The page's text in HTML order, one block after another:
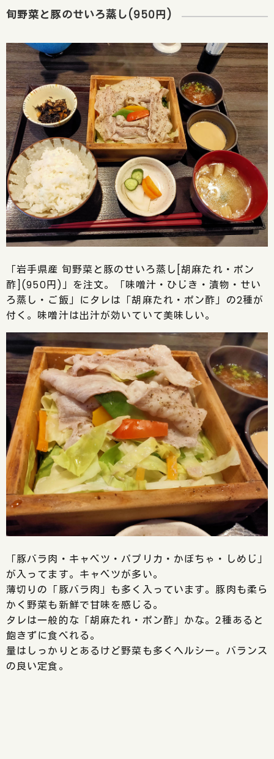
旬野菜と豚のせいろ蒸し(950円)
「岩手県産 旬野菜と豚のせいろ蒸し[胡麻たれ・ポン
酢](950円)」を注文。「味噌汁・ひじき・漬物・せい
ろ蒸し・ご飯」にタレは「胡麻たれ・ポン酢」の2種が
付く。味噌汁は出汁が効いていて美味しい。
「豚バラ肉・キャベツ・パプリカ・かぼちゃ・しめじ」
が入ってます。キャベツが多い。
薄切りの「豚バラ肉」も多く入っています。豚肉も柔ら
かく野菜も新鮮で甘味を感じる。
タレは一般的な「胡麻たれ・ポン酢」かな。2種あると
飽きずに食べれる。
量はしっかりとあるけど野菜も多くヘルシー。バランス
の良い定食。